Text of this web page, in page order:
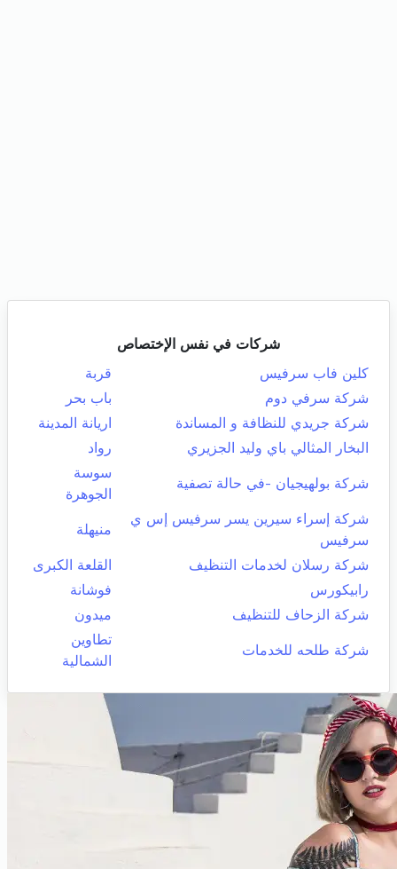
شركات في نفس الإختصاص
كلين فاب سرفيس
قربة
شركة سرفي دوم
باب بحر
شركة جريدي للنظافة و المساندة
اريانة المدينة
البخار المثالي باي وليد الجزيري
رواد
شركة بولهيجيان -في حالة تصفية
سوسة
الجوهرة
شركة إسراء سيرين يسر سرفيس إس ي
سرفيس
منيهلة
شركة رسلان لخدمات التنظيف
القلعة الكبرى
رابيكورس
فوشانة
شركة الزحاف للتنظيف
ميدون
شركة طلحه للخدمات
تطاوين
الشمالية